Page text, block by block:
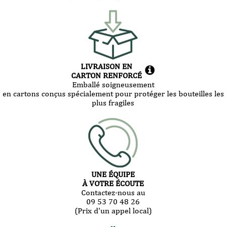
LIVRAISON EN
CARTON RENFORCÉ
Emballé soigneusement
en cartons conçus spécialement pour protéger les bouteilles les
plus fragiles
UNE ÉQUIPE
À VOTRE ÉCOUTE
Contactez-nous au
09 53 70 48 26
(Prix d'un appel local)